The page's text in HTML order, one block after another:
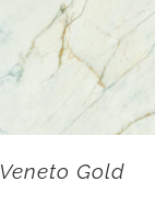
Veneto Gold